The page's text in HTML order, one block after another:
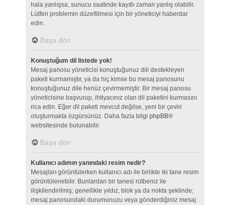
hala yanlışsa, sunucu saatinde kayıtlı zaman yanlış olabilir.
Lütfen problemin düzeltilmesi için bir yöneticiyi haberdar
edin.
Başa dön
Konuştuğum dil listede yok!
Mesaj panosu yöneticisi konuştuğunuz dili destekleyen
paketi kurmamıştır, ya da hiç kimse bu mesaj panosunu
konuştuğunuz dile henüz çevirmemiştir. Bir mesaj panosu
yöneticisine başvurup, ihtiyacınız olan dil paketini kurmasını
rica edin. Eğer dil paketi mevcut değilse, yeni bir çeviri
oluşturmakta özgürsünüz. Daha fazla bilgi phpBB®
websitesinde bulunabilir.
Başa dön
Kullanıcı adımın yanındaki resim nedir?
Mesajları görüntülerken kullanıcı adı ile birlikte iki tane resim
görüntülenebilir. Bunlardan bir tanesi rütbeniz ile
ilişkilendirilmiş; genellikle yıldız, blok ya da nokta şeklinde;
mesaj panosundaki durumunuzu veya gönderdiğiniz mesaj